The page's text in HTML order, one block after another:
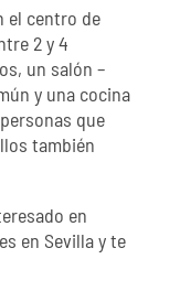
el centro de
2 y 4
un salón –
y una cocina
que
también
en
en Sevilla y te